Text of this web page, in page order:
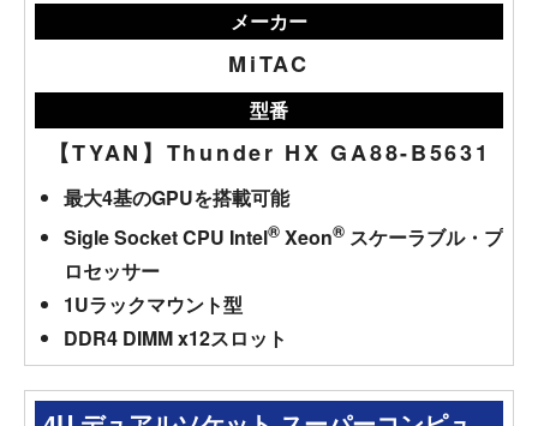
メーカー
MiTAC
型番
【TYAN】Thunder HX GA88-B5631
最大4基のGPUを搭載可能
Sigle Socket CPU Intel® Xeon® スケーラブル・プ
ロセッサー
1Uラックマウント型
DDR4 DIMM x12スロット